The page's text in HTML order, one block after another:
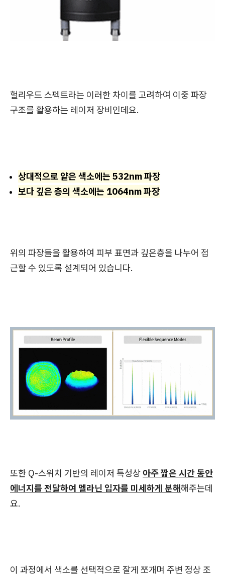
헐리우드 스펙트라는 이러한 차이를 고려하여 이중 파장
구조를 활용하는 레이저 장비인데요.
상대적으로 얕은 색소에는 532nm 파장
보다 깊은 층의 색소에는 1064nm 파장
위의 파장들을 활용하여 피부 표면과 깊은층을 나누어 접
근할 수 있도록 설계되어 있습니다.
또한 Q-스위치 기반의 레이저 특성상아주 짧은 시간 동안
에너지를 전달하여 멜라닌 입자를 미세하게 분해해주는데
요.
이 과정에서 색소를 선택적으로 잘게 쪼개며 주변 정상 조